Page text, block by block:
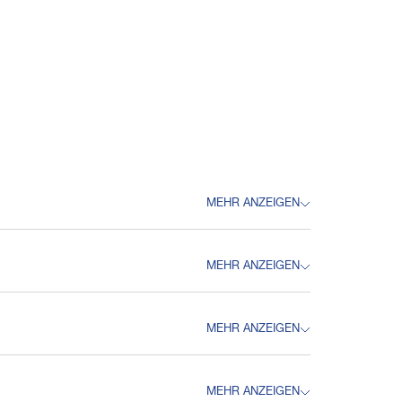
MEHR ANZEIGEN
bestand aus zwei unten geschlitzten
sass zwischen den Achsen und war über ein
MEHR ANZEIGEN
MEHR ANZEIGEN
MEHR ANZEIGEN